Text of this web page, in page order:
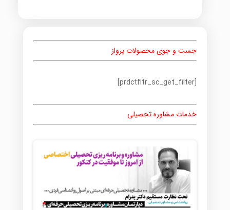
جست و جوی محصولات پرواز
[prdctfltr_sc_get_filter]
خدمات مشاوره تحصیلی